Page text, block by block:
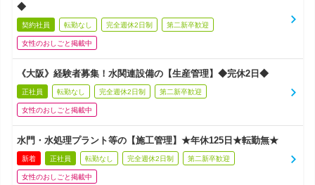
◆
契約社員 転勤なし 完全週休2日制 第二新卒歓迎
女性のおしごと掲載中
《大阪》経験者募集！水関連設備の【生産管理】◆完休2日◆
正社員 転勤なし 完全週休2日制 第二新卒歓迎
女性のおしごと掲載中
水門・水処理プラント等の【施工管理】★年休125日★転勤無★
新着 正社員 転勤なし 完全週休2日制 第二新卒歓迎
女性のおしごと掲載中